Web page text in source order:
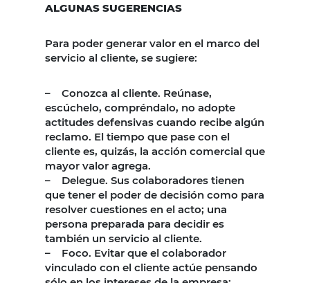
ALGUNAS SUGERENCIAS
Para poder generar valor en el marco del
servicio al cliente, se sugiere:
– Conozca al cliente. Reúnase,
escúchelo, compréndalo, no adopte
actitudes defensivas cuando recibe algún
reclamo. El tiempo que pase con el
cliente es, quizás, la acción comercial que
mayor valor agrega.
– Delegue. Sus colaboradores tienen
que tener el poder de decisión como para
resolver cuestiones en el acto; una
persona preparada para decidir es
también un servicio al cliente.
– Foco. Evitar que el colaborador
vinculado con el cliente actúe pensando